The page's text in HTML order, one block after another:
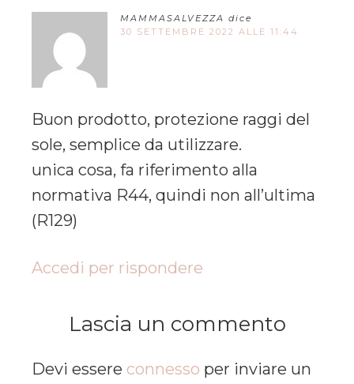
MAMMASALVEZZA dice
30 SETTEMBRE 2022 ALLE 11:44
Buon prodotto, protezione raggi del
sole, semplice da utilizzare.
unica cosa, fa riferimento alla
normativa R44, quindi non all’ultima
(R129)
Accedi per rispondere
Lascia un commento
Devi essere connesso per inviare un